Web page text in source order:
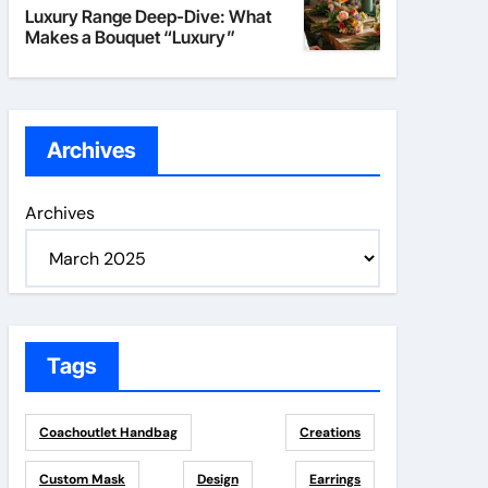
Luxury Range Deep-Dive: What
Makes a Bouquet “Luxury”
Archives
Archives
Tags
Coachoutlet Handbag Creations
Custom Mask Design Earrings